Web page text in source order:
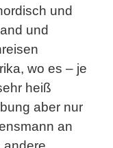
und
und
wo es – je
heiß
aber nur
an